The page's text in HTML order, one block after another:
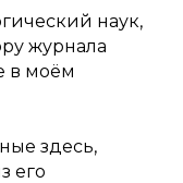
наук,
журнала
в моём
здесь,
его